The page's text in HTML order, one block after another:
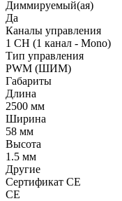
Диммируемый(ая)
Да
Каналы управления
1 CH (1 канал - Mono)
Тип управления
PWM (ШИМ)
Габариты
Длина
2500 мм
Ширина
58 мм
Высота
1.5 мм
Другие
Сертификат CE
CE